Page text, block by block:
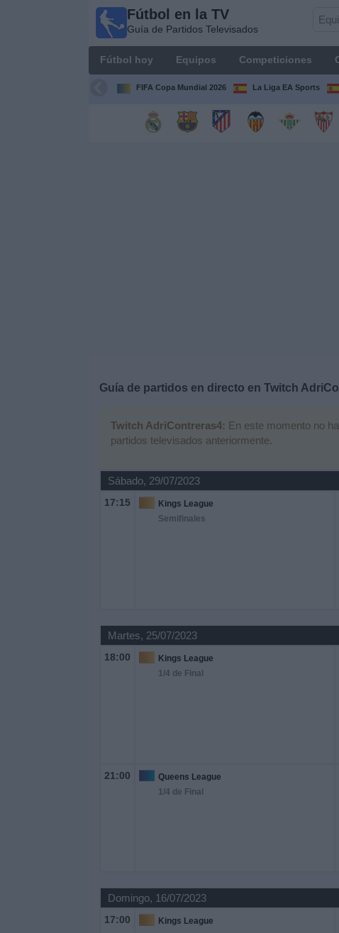
Fútbol en la TV
Guía de Partidos Televisados
Fútbol hoy Equipos Competiciones
FIFA Copa Mundial 2026 La Liga EA Sports
Guía de partidos en directo en Twitch
Twitch AdriContreras4: En este momento no
partidos televisados anteriormente.
Sábado, 29/07/2023
17:15
Kings League
Semifinales
Martes, 25/07/2023
18:00
Kings League
1/4 de Final
21:00
Queens League
1/4 de Final
Domingo, 16/07/2023
17:00 Kings League